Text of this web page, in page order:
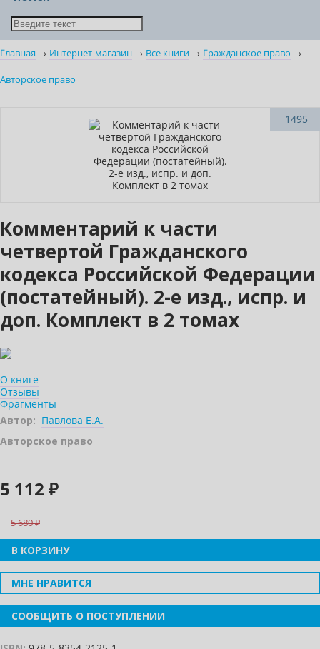
Главная → Интернет-магазин → Все книги → Гражданское право →
Авторское право
–10% (скидка 568 ₽)
1495
Комментарий к части
четвертой Гражданского
кодекса Российской Федерации
(постатейный). 2-е изд., испр. и
доп. Комплект в 2 томах
О книге
Отзывы
Фрагменты
Автор: Павлова Е.А.
Авторское право
5 112 ₽
5 680
В КОРЗИНУ
МНЕ НРАВИТСЯ
СООБЩИТЬ О ПОСТУПЛЕНИИ